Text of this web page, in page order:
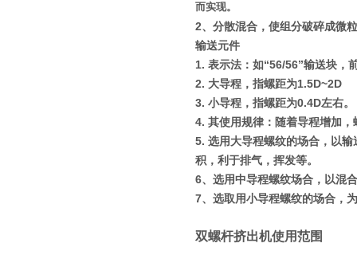
而实现。
2、分散混合，使组分破碎成微
输送元件
1. 表示法：如“56/56”输送块，
2. 大导程，指螺距为1.5D~2D
3. 小导程，指螺距为0.4D左右。
4. 其使用规律：随着导程增加
5. 选用大导程螺纹的场合，以
积，利于排气，挥发等。
6、选用中导程螺纹场合，以混
7、选取用小导程螺纹的场合，
双螺杆挤出机使用范围